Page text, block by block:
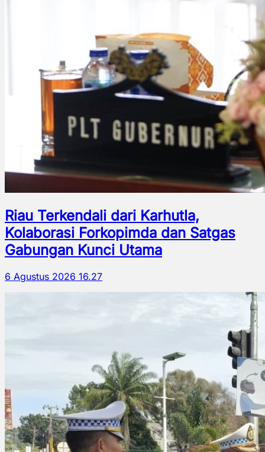
Riau Terkendali dari Karhutla,
Kolaborasi Forkopimda dan Satgas
Gabungan Kunci Utama
6 Agustus 2026 16.27